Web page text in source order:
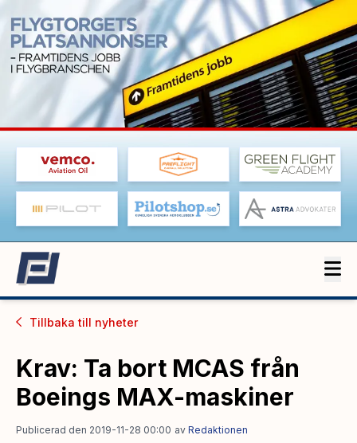
Tillbaka till nyheter
Krav: Ta bort MCAS från
Boeings MAX-maskiner
Publicerad den 2019-11-28 00:00 av Redaktionen